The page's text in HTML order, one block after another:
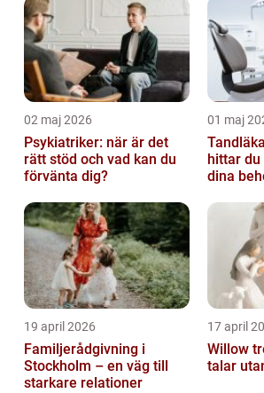
02 maj 2026
Psykiatriker: när är det
rätt stöd och vad kan du
förvänta dig?
01 maj
hittar
dina
19 april 2026
Familjerådgivning i
Stockholm – en väg till
starkare relationer
17 april
Willow tree
talar